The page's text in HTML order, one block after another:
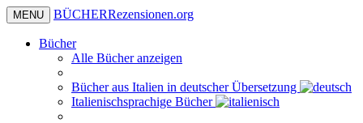
MENU BÜCHERRezensionen.org
Bücher
Alle Bücher anzeigen
Bücher aus Italien in deutscher Übersetzung
Italienischsprachige Bücher